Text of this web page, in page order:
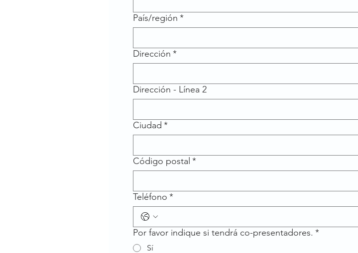
Discurso del presentador principal
País/región *
Dirección *
Dirección - Línea 2
Ciudad *
Código postal *
Teléfono *
Por favor indique si tendrá co-presentadores. *
Sí